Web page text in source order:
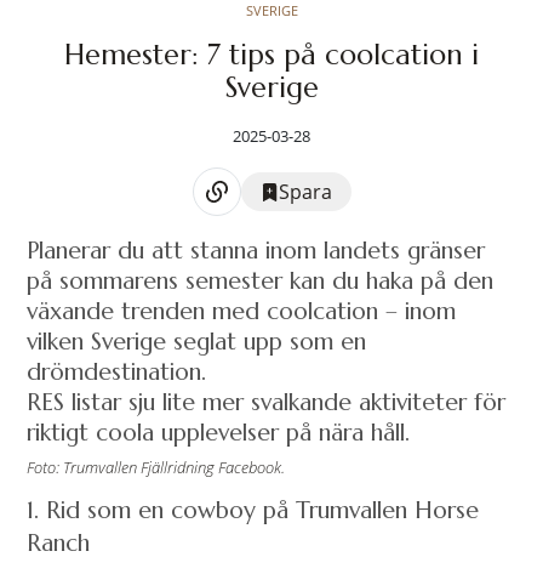
SVERIGE
Hemester: 7 tips på coolcation i
Sverige
2025-03-28
Spara
Planerar du att stanna inom landets gränser
på sommarens semester kan du haka på den
växande trenden med coolcation – inom
vilken Sverige seglat upp som en
drömdestination.
RES listar sju lite mer svalkande aktiviteter för
riktigt coola upplevelser på nära håll.
Foto: Trumvallen Fjällridning Facebook.
1. Rid som en cowboy på Trumvallen Horse
Ranch